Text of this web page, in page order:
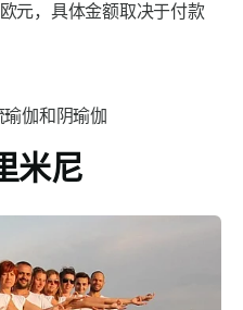
元，具体金额取决于付款
伽和阴瑜伽
米尼